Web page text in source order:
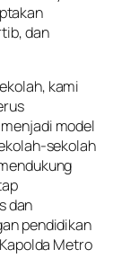
dan
kami
model
sekolah
dan
pendidikan
Metro